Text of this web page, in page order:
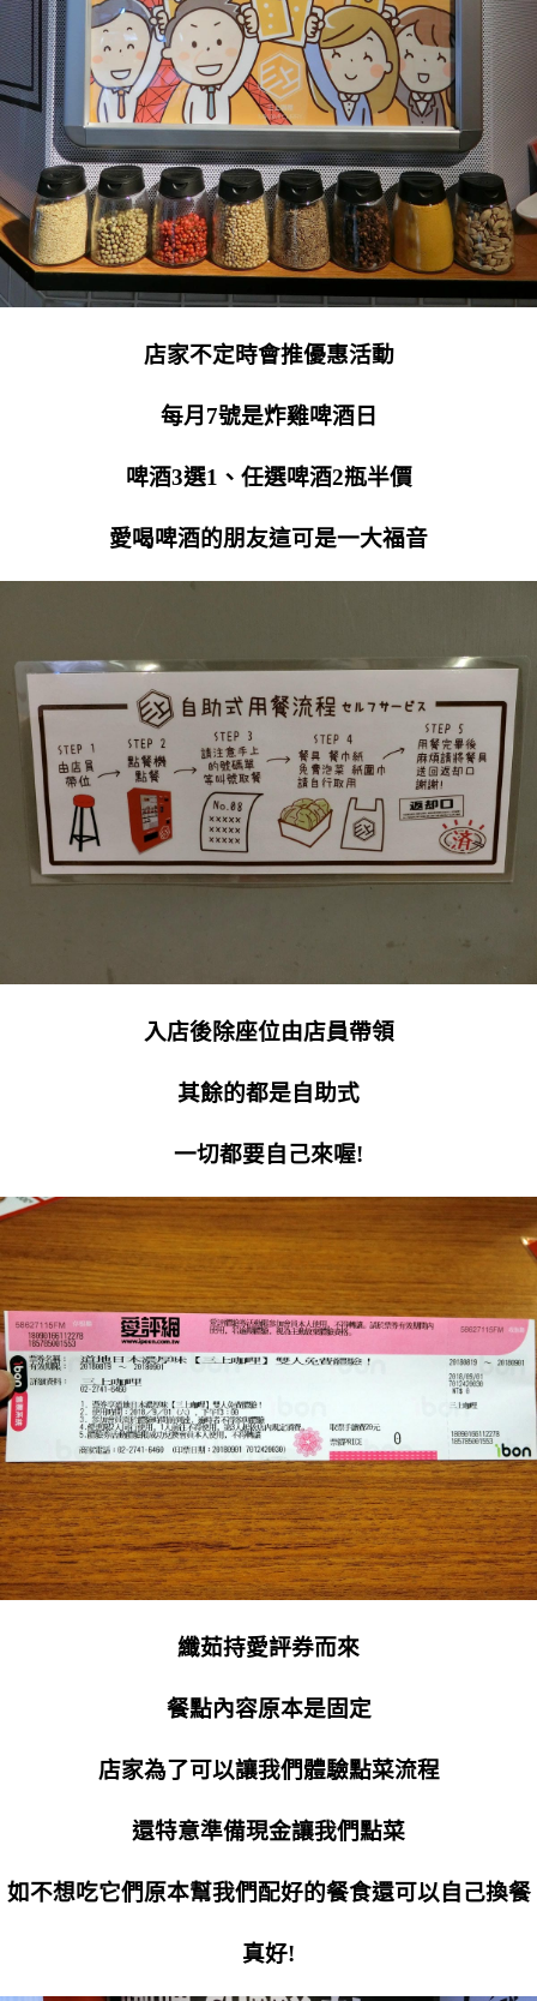
店家不定時會推優惠活動
每月7號是炸雞啤酒日
啤酒3選1、任選啤酒2瓶半價
愛喝啤酒的朋友這可是一大福音
入店後除座位由店員帶領
其餘的都是自助式
一切都要自己來喔!
纖茹持愛評券而來
餐點內容原本是固定
店家為了可以讓我們體驗點菜流程
還特意準備現金讓我們點菜
如不想吃它們原本幫我們配好的餐食還可以自己換餐
真好!